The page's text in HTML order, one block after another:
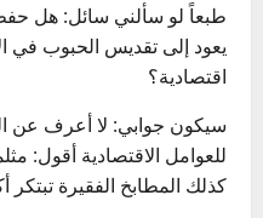
طبعاً لو سألني سائل: هل
يعود إلى تقديس الحبوب في
اقتصادية؟
سيكون جوابي: لا أعرف عن
للعوامل الاقتصادية أقول:
كذلك المطابخ الفقيرة تبتكر